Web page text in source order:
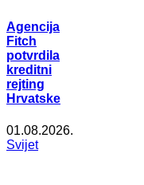
Agencija
Fitch
potvrdila
kreditni
rejting
Hrvatske
01.08.2026.
Svijet